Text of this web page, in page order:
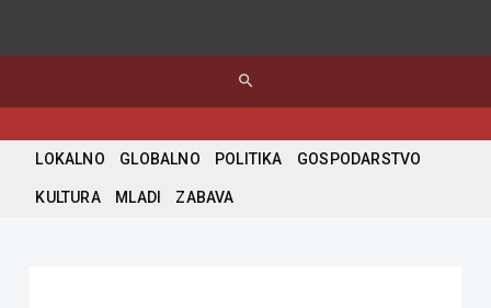
search
LOKALNO GLOBALNO POLITIKA GOSPODARSTVO
KULTURA MLADI ZABAVA